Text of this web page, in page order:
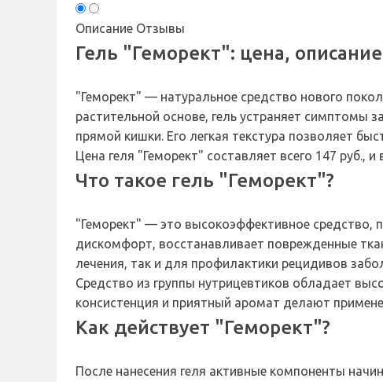
Описание Отзывы
Гель "Геморект": цена,
"Геморект" — натуральное средство нового
растительной основе, гель устраняет симптомы
прямой кишки. Его легкая текстура позволяет
Цена геля "Геморект" составляет всего 147 руб.,
Что такое гель "Геморект"?
"Геморект" — это высокоэффективное средство,
дискомфорт, восстанавливает поврежденные
лечения, так и для профилактики рецидивов
Средство из группы нутрицевтиков обладает
консистенция и приятный аромат делают
Как действует "Геморект"?
После нанесения геля активные компоненты